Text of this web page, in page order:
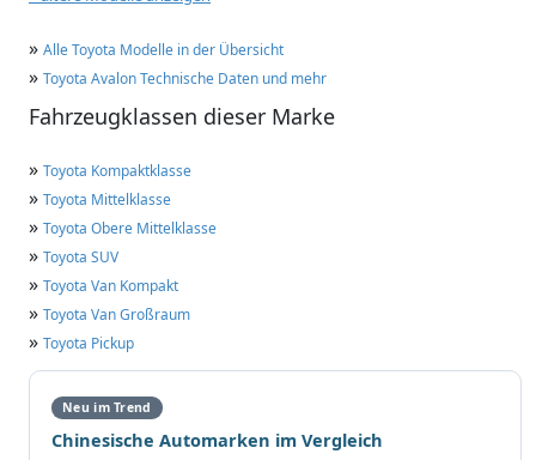
» Alle Toyota Modelle in der Übersicht
» Toyota Avalon Technische Daten und mehr
Fahrzeugklassen dieser Marke
» Toyota Kompaktklasse
» Toyota Mittelklasse
» Toyota Obere Mittelklasse
» Toyota SUV
» Toyota Van Kompakt
» Toyota Van Großraum
» Toyota Pickup
Neu im Trend
Chinesische Automarken im Vergleich